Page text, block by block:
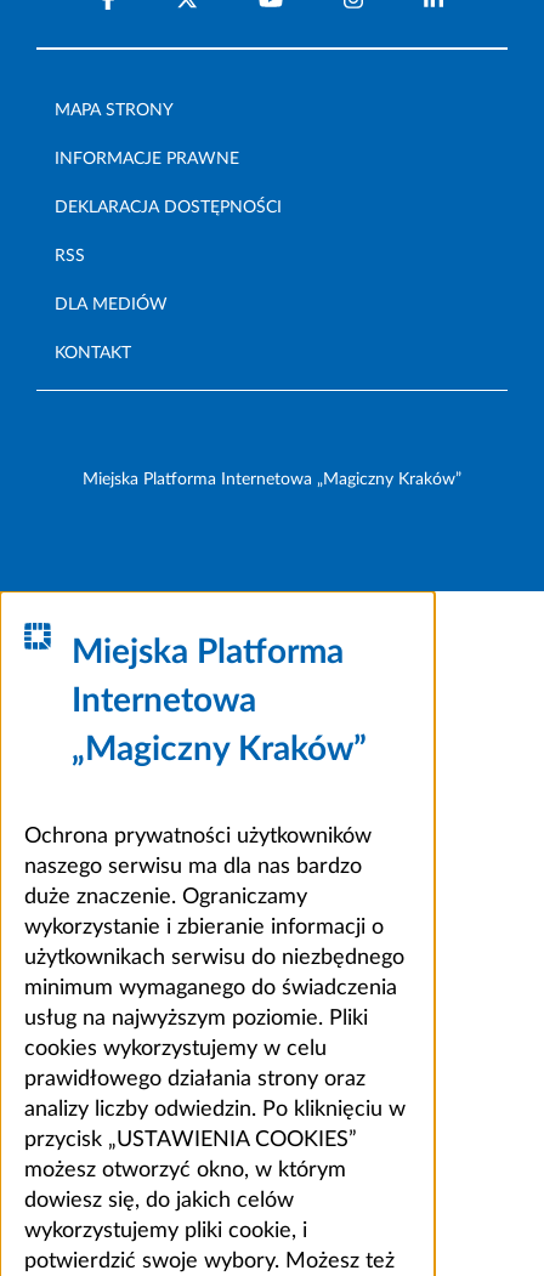
MAPA STRONY
INFORMACJE PRAWNE
DEKLARACJA DOSTĘPNOŚCI
RSS
DLA MEDIÓW
KONTAKT
Miejska Platforma Internetowa „Magiczny Kraków”
Miejska Platforma
Internetowa
„Magiczny Kraków”
Ochrona prywatności użytkowników
naszego serwisu ma dla nas bardzo
duże znaczenie. Ograniczamy
wykorzystanie i zbieranie informacji o
użytkownikach serwisu do niezbędnego
minimum wymaganego do świadczenia
usług na najwyższym poziomie. Pliki
cookies wykorzystujemy w celu
prawidłowego działania strony oraz
analizy liczby odwiedzin. Po kliknięciu w
przycisk „USTAWIENIA COOKIES”
możesz otworzyć okno, w którym
dowiesz się, do jakich celów
wykorzystujemy pliki cookie, i
potwierdzić swoje wybory. Możesz też